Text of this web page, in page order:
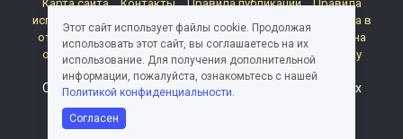
Карта сайта
Контакты Правила публикации
Правила
использования материалов Pressfeed.Журнала
Политика в
отношении обработки персональных данных
Согласие на
обработку персональных данных
Согласие на рассылку
электронных сообщений
Реклама
Следите за миром медиа и пиара в каналах и группах
Этот сайт использует файлы cookie. Продолжая
использовать этот сайт, вы соглашаетесь на их
использование. Для получения дополнительной
информации, пожалуйста, ознакомьтесь с нашей
Политикой конфиденциальности.
Согласен